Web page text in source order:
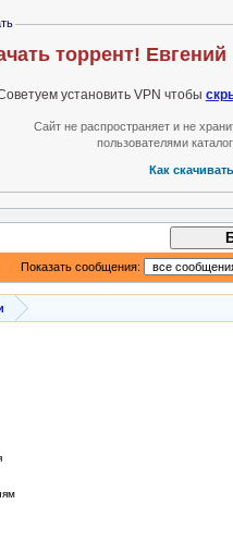
торрент!
установить VPN чтобы
Сайт не распространяет и не
пользователями
Как
Показать сообщения: